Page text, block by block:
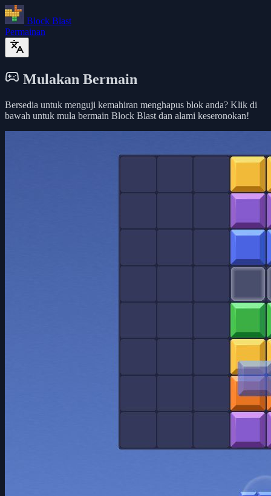
Block Blast
Permainan
Mulakan Bermain
Bersedia untuk menguji kemahiran menghapus blok anda? Klik di
bawah untuk mula bermain Block Blast dan alami keseronokan!